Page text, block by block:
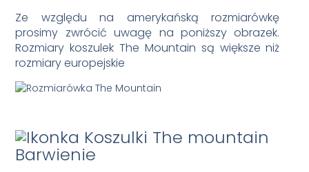
Ze względu na amerykańską rozmiarówkę
prosimy zwrócić uwagę na poniższy obrazek.
Rozmiary koszulek The Mountain są większe niż
rozmiary europejskie
Barwienie